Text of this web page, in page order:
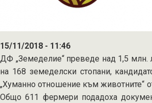
15/11/2018 - 11:46
ДФ „Земеделие“ преведе над 1,5 млн.
на 168 земеделски стопани,
„Хуманно отношение към животните“
Общо 611 фермери подадоха